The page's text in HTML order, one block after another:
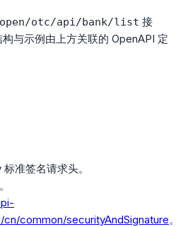
open/otc/api/bank/list 接
与示例由上方关联的 OpenAPI 定
准签名请求头。
common/securityAndSignature